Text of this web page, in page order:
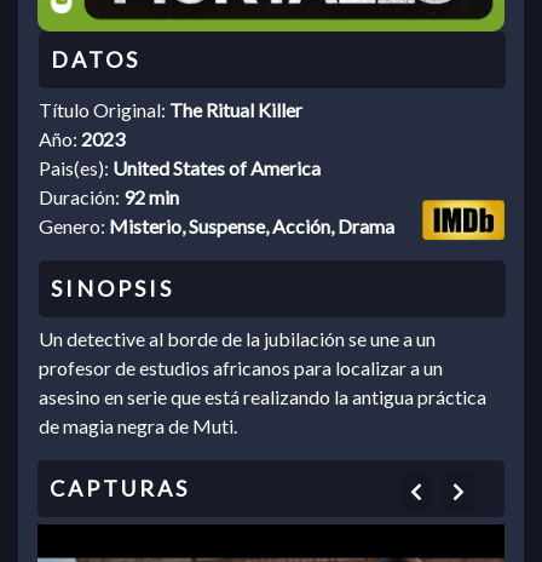
Título Original: The Ritual Killer
Año: 2023
Pais(es): United States of America
Duración: 92 min
Genero: Misterio, Suspense, Acción, Drama
Un detective al borde de la jubilación se une a un
profesor de estudios africanos para localizar a un
asesino en serie que está realizando la antigua práctica
de magia negra de Muti.
Previous